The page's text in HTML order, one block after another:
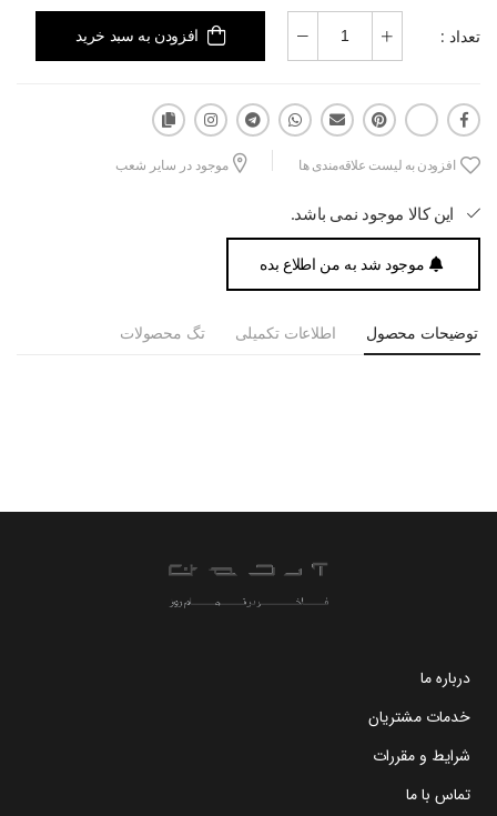
تعداد : افزودن به سبد خرید
افزودن به لیست علاقه‌مندی ها موجود در سایر شعب
این کالا موجود نمی باشد.
موجود شد به من اطلاع بده
توضیحات محصول اطلاعات تکمیلی تگ محصولات
درباره ما
خدمات مشتریان
شرایط و مقررات
تماس با ما